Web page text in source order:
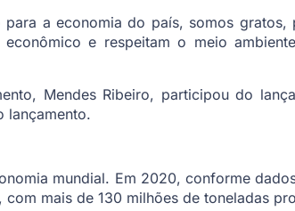
a economia do país, somos gratos,
e respeitam o meio
Mendes Ribeiro, participou do
lançamento.
mundial. Em 2020, conforme
mais de 130 milhões de toneladas